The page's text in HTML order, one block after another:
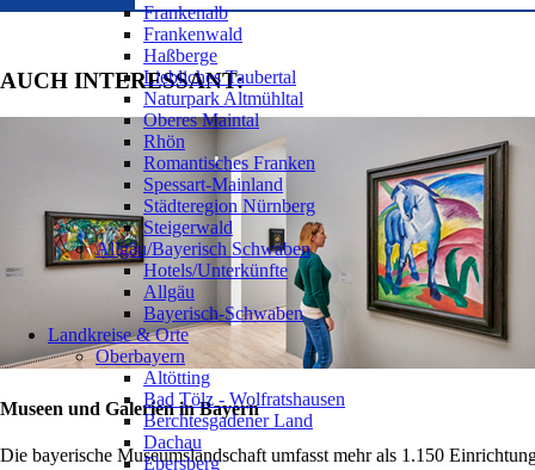
AUCH INTERESSANT:
Museen und Galerien in Bayern
Die bayerische Museumslandschaft umfasst mehr als 1.150
Frankenalb
Frankenwald
Haßberge
Liebliches Taubertal
Naturpark Altmühltal
Oberes Maintal
Rhön
Romantisches Franken
Spessart-Mainland
Städteregion Nürnberg
Steigerwald
Allgäu/Bayerisch Schwaben
Hotels/Unterkünfte
Allgäu
Bayerisch-Schwaben
Landkreise & Orte
Oberbayern
Altötting
Bad Tölz - Wolfratshausen
Berchtesgadener Land
Dachau
Ebersberg